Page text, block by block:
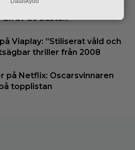
stjärnan Linus Rogsgård om
av de bästa…”
Viaplay: ”Stiliserat våld och
thriller från 2008
på Netflix: Oscarsvinnaren
topplistan